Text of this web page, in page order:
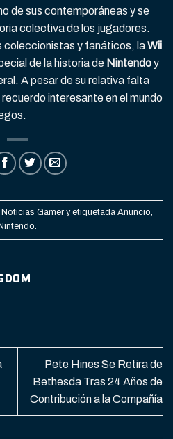
de sus contemporáneas y se
colectiva de los jugadores.
coleccionistas y fanáticos, laWii
de la historia de Nintendoy
A pesar de su relativa falta
interesante en el mundo
Noticias Gamer y etiquetada Anuncio,
Nintendo.
Pete Hines Se Retira de
Bethesda Tras 24 Años de
Contribución a la Compañía